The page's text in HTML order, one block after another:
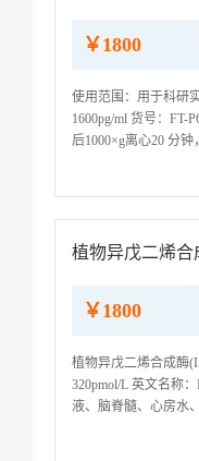
￥1800
使用范围：用于科研
1600pg/ml 货号：
后1000×g离心20 分
植物异戊二烯合
￥1800
植物异戊二烯合成酶
320pmol/L 英文名称
液、脑脊髓、心房水